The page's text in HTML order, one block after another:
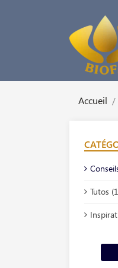
Accueil
Tutos